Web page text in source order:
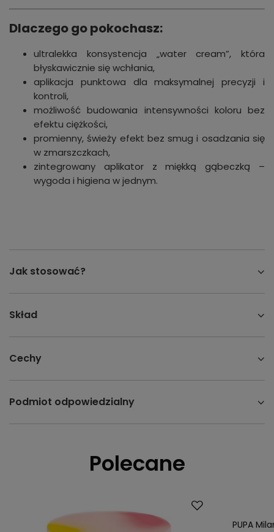
Dlaczego go pokochasz:
ultralekka konsystencja „water cream”, która
błyskawicznie się wchłania,
aplikacja punktowa dla maksymalnej precyzji i
kontroli,
możliwość budowania intensywności koloru bez
efektu ciężkości,
promienny, świeży efekt bez smug i osadzania się
w zmarszczkach,
zintegrowany aplikator z miękką gąbeczką –
wygoda i higiena w jednym.
Jak stosować?
Skład
Cechy
Podmiot odpowiedzialny
Polecane
PUPA